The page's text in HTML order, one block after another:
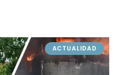
ACTUALIDAD